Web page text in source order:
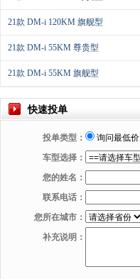
21款 DM-i 120KM 旗舰型
21款 DM-i 55KM 尊贵型
21款 DM-i 55KM 旗舰型
快速投单
投单类型： 询问最低价
车型选择：
您的姓名：
联系电话：
您所在城市：
补充说明：